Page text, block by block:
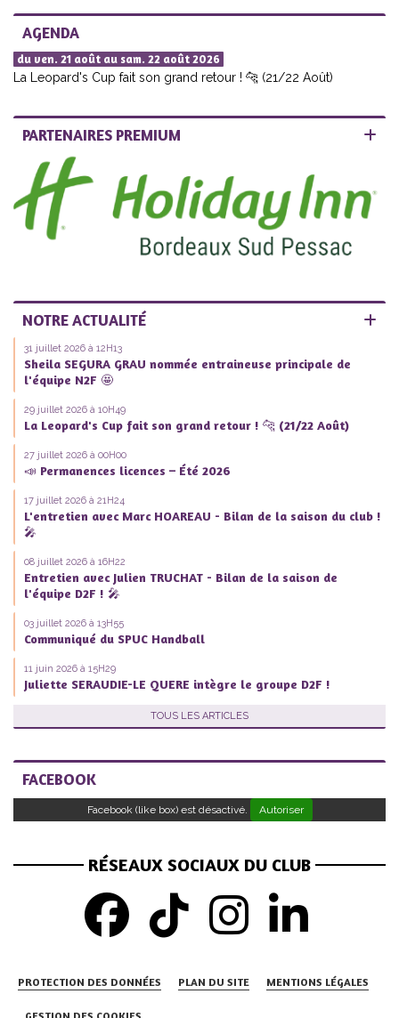
AGENDA
du ven. 21 août au sam. 22 août 2026
La Leopard's Cup fait son grand retour ! 🐆 (21/22 Août)
PARTENAIRES PREMIUM
NOTRE ACTUALITÉ
31 juillet 2026 à 12H13
Sheila SEGURA GRAU nommée entraineuse principale de
l'équipe N2F 🤩
29 juillet 2026 à 10H49
La Leopard's Cup fait son grand retour ! 🐆 (21/22 Août)
27 juillet 2026 à 00H00
📣 Permanences licences – Été 2026
17 juillet 2026 à 21H24
L'entretien avec Marc HOAREAU - Bilan de la saison du club !
🎤
08 juillet 2026 à 16H22
Entretien avec Julien TRUCHAT - Bilan de la saison de
l'équipe D2F ! 🎤
03 juillet 2026 à 13H55
Communiqué du SPUC Handball
11 juin 2026 à 15H29
Juliette SERAUDIE-LE QUERE intègre le groupe D2F !
TOUS LES ARTICLES
FACEBOOK
Facebook (like box) est désactivé. Autoriser
RÉSEAUX SOCIAUX DU CLUB
PROTECTION DES DONNÉES PLAN DU SITE MENTIONS LÉGALES
GESTION DES COOKIES